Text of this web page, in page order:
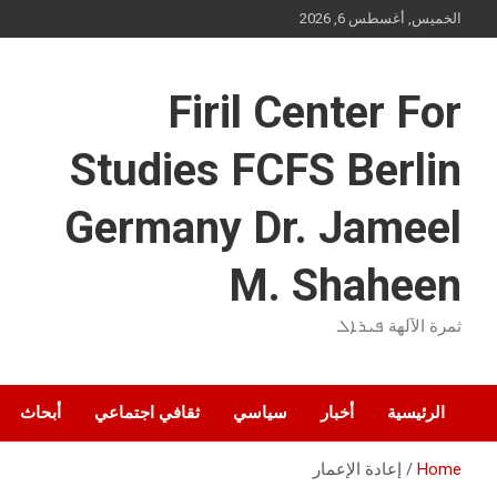
to
الخميس, أغسطس 6, 2026
Firil Center For
Studies FCFS Berlin
Germany Dr. Jameel
M. Shaheen
ثمرة الآلهة ܦܝܪܐܠ
الرئيسية أخبار سياسي ثقافي اجتماعي أبحاث
Home إعادة الإعمار